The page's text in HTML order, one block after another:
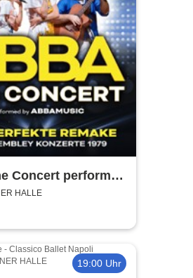
Concert performed
HALLE
19:00 Uhr